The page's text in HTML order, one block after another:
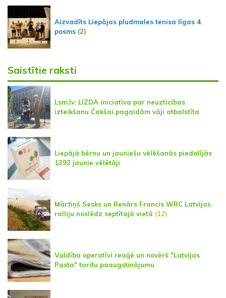
Aizvadīts Liepājas pludmales tenisa līgas 4.
posms (2)
Saistītie raksti
Lsm.lv: LIZDA iniciatīva par neuzticības
izteikšanu Čakšai pagaidām vāji atbalstīta
Liepājā bērnu un jauniešu vēlēšanās piedalījās
1392 jaunie vēlētāji
Mārtiņš Sesks un Renārs Francis WRC Latvijas
ralliju noslēdz septītajā vietā (12)
Valdība operatīvi reaģē un novērš "Latvijas
Pasta" tarifu paaugstinājumu